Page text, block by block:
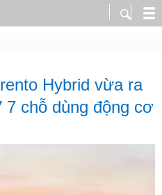
Hybrid vừa ra
7 chỗ dùng động cơ